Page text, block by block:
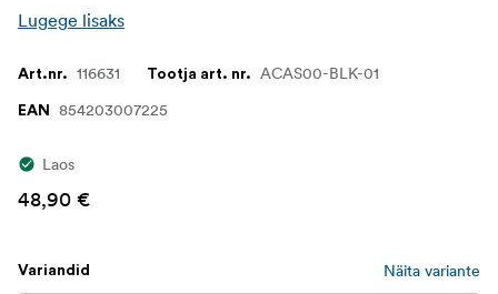
Lugege lisaks
Art.nr. 116631 Tootja art. nr. ACAS00-BLK-01
EAN 854203007225
Laos
48,90 €
Variandid Näita variante